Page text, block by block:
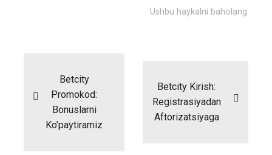
Ushbu haykalni baholang
Betcity
Promokod:
Bonuslarni
Ko’paytiramiz
Betcity Kirish:
Registrasiyadan
Aftorizatsiyaga